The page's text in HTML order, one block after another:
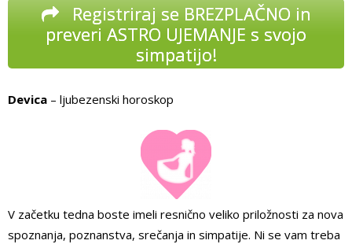
Registriraj se BREZPLAČNO in
preveri ASTRO UJEMANJE s svojo
simpatijo!
Devica – ljubezenski horoskop
V začetku tedna boste imeli resnično veliko priložnosti za nova
spoznanja, poznanstva, srečanja in simpatije. Ni se vam treba